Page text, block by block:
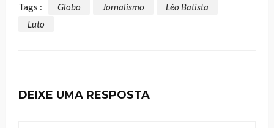
Tags : Globo Jornalismo
Léo Batista
Luto
DEIXE UMA RESPOSTA